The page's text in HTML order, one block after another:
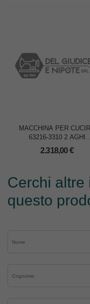
MACCHINA PER
63216-3310 2 AGHI
COLLARETTA
2.318,00 €
Cerchi altre
questo